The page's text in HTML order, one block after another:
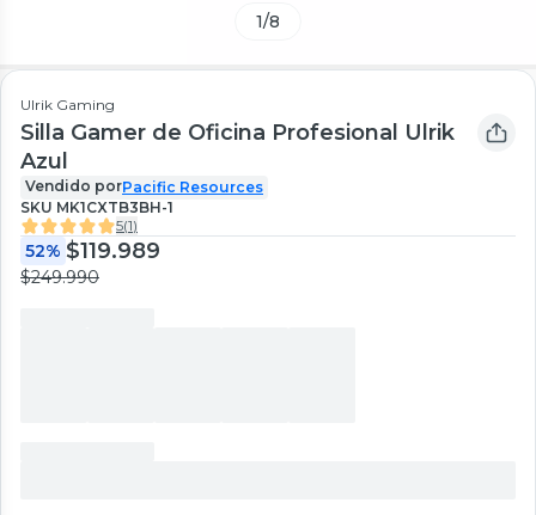
1/8
Ulrik Gaming
Silla Gamer de Oficina Profesional Ulrik
Azul
Vendido porPacific Resources
SKU MK1CXTB3BH-1
5(1)
52% $119.989
$249.990